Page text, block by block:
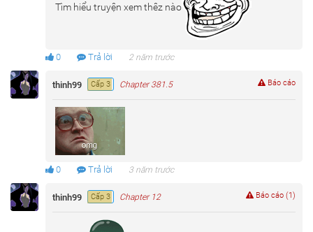
Tìm hiểu truyện xem thêz nào
0 Trả lời 2 năm trước
thinh99 Cấp 3 Chapter 381.5
0 Trả lời 3 năm trước
Báo cáo
thinh99 Cấp 3 Chapter 12 Báo cáo (1)